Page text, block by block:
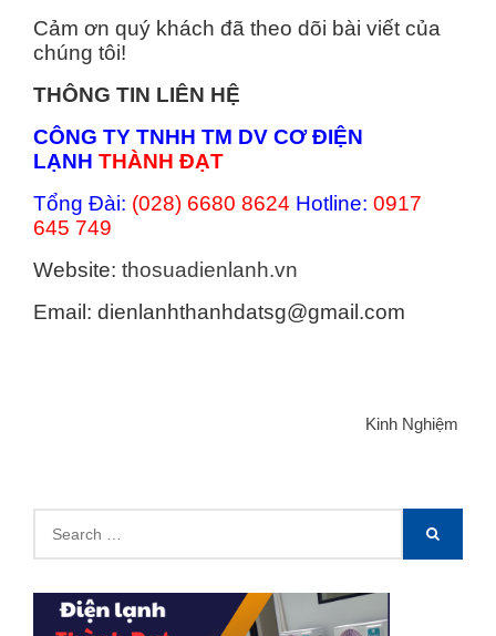
Cảm ơn quý khách đã theo dõi bài viết của
chúng tôi!
THÔNG TIN LIÊN HỆ
CÔNG TY TNHH TM DV CƠ ĐIỆN
LẠNH THÀNH ĐẠT
Tổng Đài: (028) 6680 8624 Hotline: 0917
645 749
Website: thosuadienlanh.vn
Email: dienlanhthanhdatsg@gmail.com
Kinh Nghiệm
for:
SEARCH